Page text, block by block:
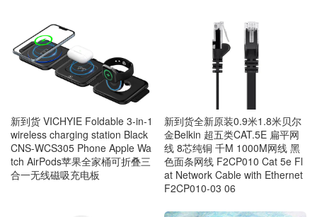
新到货 VICHYIE Foldable 3-in-1
wireless charging station Black
CNS-WCS305 Phone Apple Wa
tch AirPods苹果全家桶可折叠三
合一无线磁吸充电板
新到货全新原装0.9米1.8米贝尔
金Belkin 超五类CAT.5E 扁平网
线 8芯纯铜 千M 1000M网线 黑
色面条网线 F2CP010 Cat 5e Fl
at Network Cable with Ethernet
F2CP010-03 06